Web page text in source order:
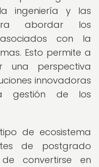
ingeniería y las
abordar los
con la
Esto permite a
una perspectiva
innovadoras
gestión de los
de ecosistema
de postgrado
convertirse en